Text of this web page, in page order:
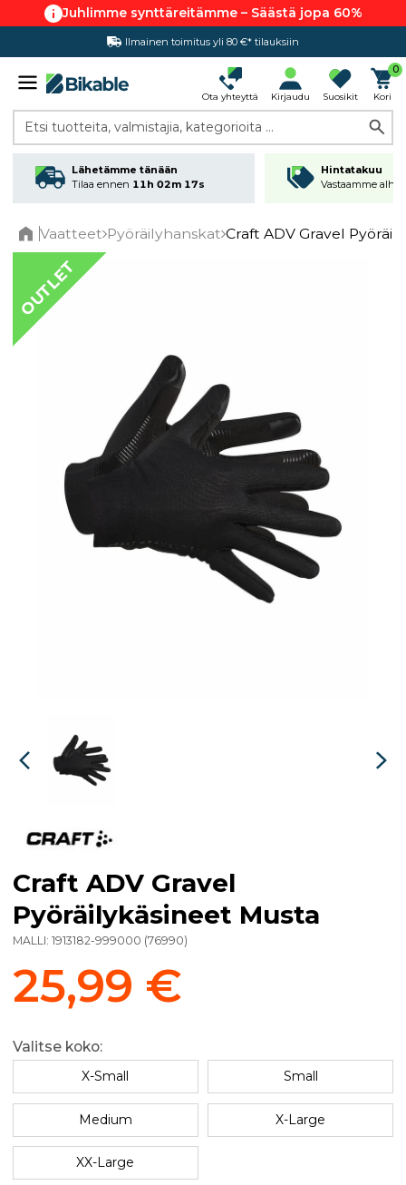
Juhlimme synttäreitämme – Säästä jopa 60%
Hintatakuu
Ota yhteyttä Kirjaudu Suosikit
0
Kori
Etsi tuotteita, valmistajia, kategorioita ...
Lähetämme tänään
Tilaa ennen 11h 02m 17s
Hintatakuu
Vastaamme
Vaatteet Pyöräilyhanskat Craft ADV Gravel
OUTLET
Craft ADV Gravel
Pyöräilykäsineet Musta
MALLI: 1913182-999000 (76990)
25,99 €
Valitse koko:
X-Small Small
Medium X-Large
XX-Large